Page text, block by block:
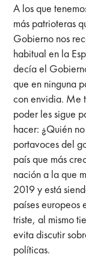
A los que
más patrioteras
Gobierno nos
habitual en la
decía el
que en ninguna
con envidia. Me
poder les sigue
hacer: ¿Quién
portavoces del
país que más
nación a la que
2019 y está
países europeos
triste, al mismo
evita discutir
políticas.